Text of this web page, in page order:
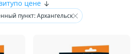
по цене
пункт: Архангельск